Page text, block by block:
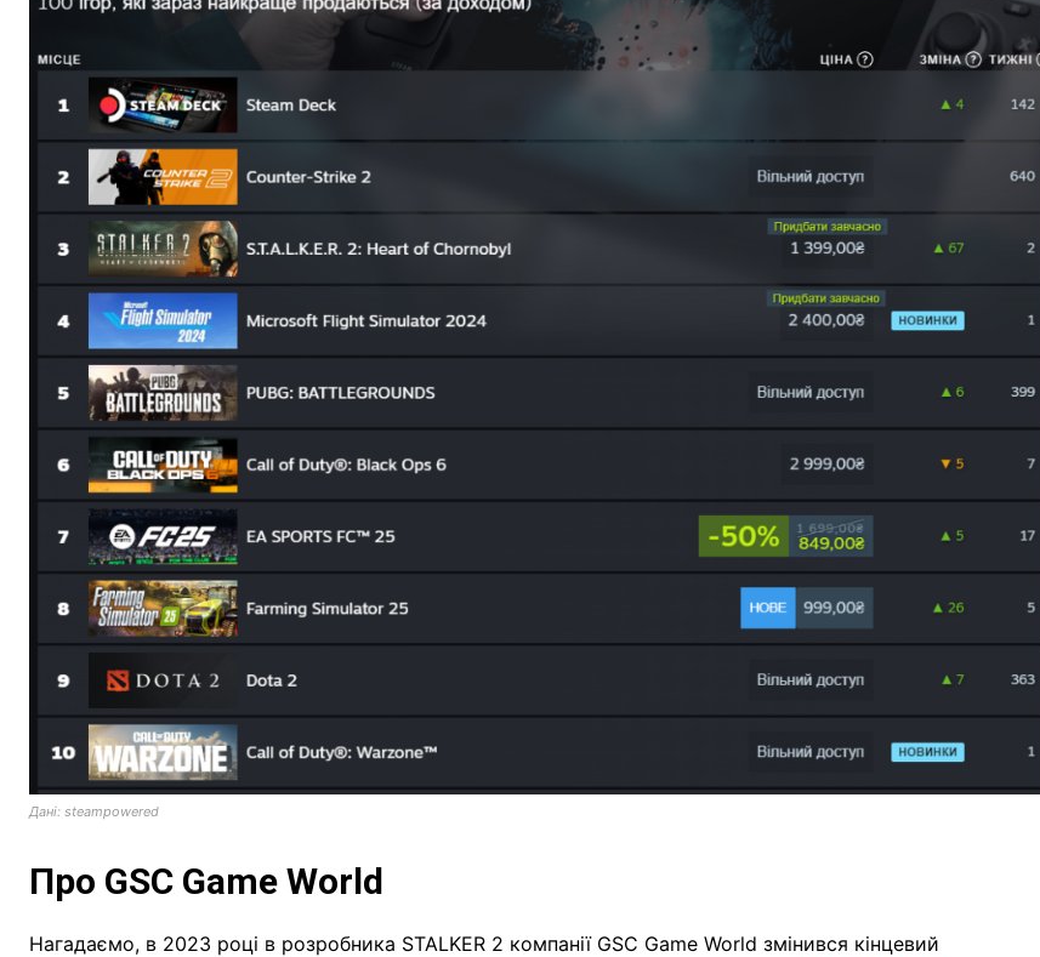
Дані: steampowered
Про GSC Game World
Нагадаємо, в 2023 році в розробника STALKER 2 компанії GSC Game World змінився кінцевий